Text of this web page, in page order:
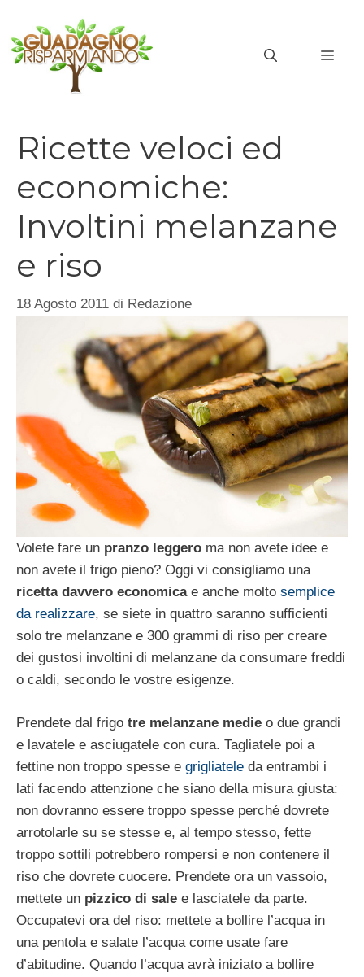
contenuto
Ricette veloci ed
economiche:
Involtini melanzane
e riso
18 Agosto 2011 di Redazione
Volete fare un pranzo leggero ma non avete idee e
non avete il frigo pieno? Oggi vi consigliamo una
ricetta davvero economica e anche molto semplice
da realizzare, se siete in quattro saranno sufficienti
solo tre melanzane e 300 grammi di riso per creare
dei gustosi involtini di melanzane da consumare freddi
o caldi, secondo le vostre esigenze.
Prendete dal frigo tre melanzane medie o due grandi
e lavatele e asciugatele con cura. Tagliatele poi a
fettine non troppo spesse e grigliatele da entrambi i
lati facendo attenzione che siano della misura giusta:
non dovranno essere troppo spesse perché dovrete
arrotolarle su se stesse e, al tempo stesso, fette
troppo sottili potrebbero rompersi e non contenere il
riso che dovrete cuocere. Prendete ora un vassoio,
mettete un pizzico di sale e lasciatele da parte.
Occupatevi ora del riso: mettete a bollire l’acqua in
una pentola e salate l’acqua come usate fare
d’abitudine. Quando l’acqua avrà iniziato a bollire